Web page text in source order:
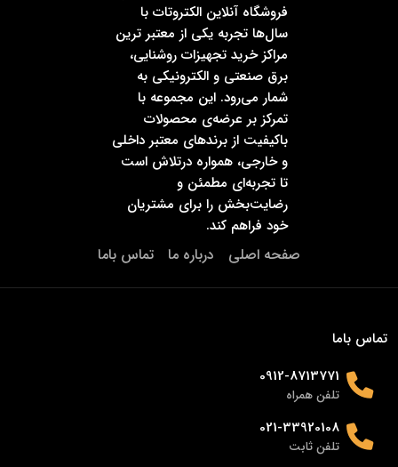
فروشگاه آنلاین الکتروتات با
سال‌ها تجربه یکی از معتبر ترین
مراکز خرید تجهیزات روشنایی،
برق صنعتی و الکترونیکی به
شمار می‌رود. این مجموعه با
تمرکز بر عرضه‌ی محصولات
باکیفیت از برندهای معتبر داخلی
و خارجی، همواره درتلاش است
تا تجربه‌ای مطمئن و
رضایت‌بخش را برای مشتریان
خود فراهم کند.
صفحه اصلی درباره ما تماس باما
تماس باما
0912-8713771
تلفن همراه
021-33920108
تلفن ثابت